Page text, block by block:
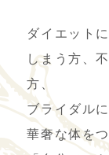
ダイエット
しまう方、
方、
ブライダル
華奢な体を